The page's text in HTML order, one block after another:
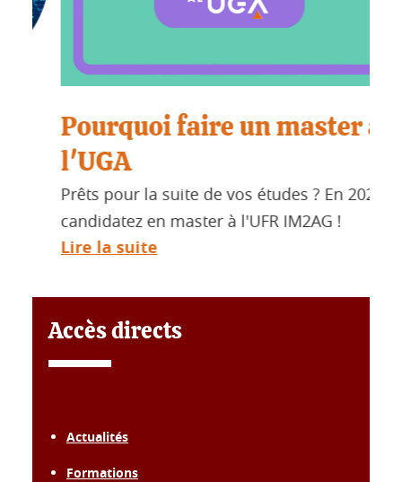
Pourquoi faire un master à
l'UGA
Prêts pour la suite de vos études ? En 2026,
candidatez en master à l'UFR IM2AG !
Lire la suite
Accès directs
Actualités
Formations